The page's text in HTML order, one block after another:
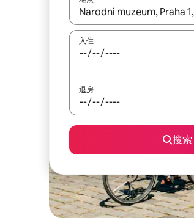
如有搜索结果，请使用上下
入住
退房
搜索